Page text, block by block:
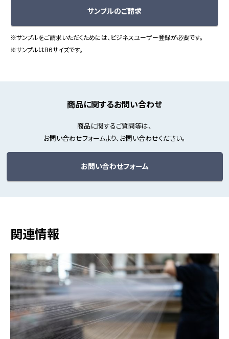
サンプルのご請求
※サンプルをご請求いただくためには、ビジネスユーザー登録が必要です。
※サンプルはB6サイズです。
商品に関するお問い合わせ
商品に関するご質問等は、
お問い合わせフォームより、お問い合わせください。
お問い合わせフォーム
関連情報